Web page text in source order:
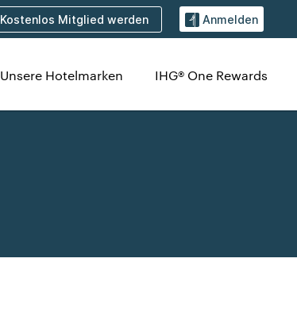
Kostenlos Mitglied werden Anmelden
Unsere Hotelmarken IHG® One Rewards